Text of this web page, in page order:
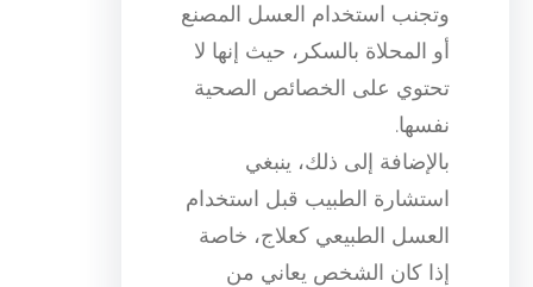
وتجنب استخدام العسل المصنع
أو المحلاة بالسكر، حيث إنها لا
تحتوي على الخصائص الصحية
نفسها.
بالإضافة إلى ذلك، ينبغي
استشارة الطبيب قبل استخدام
العسل الطبيعي كعلاج، خاصة
إذا كان الشخص يعاني من